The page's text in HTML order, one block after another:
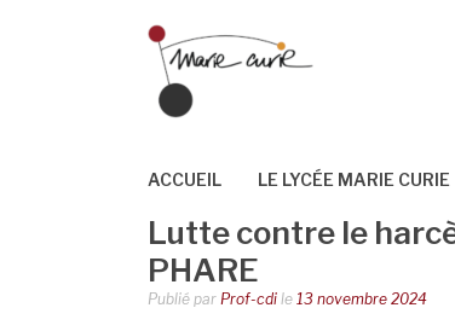
ACCUEIL LE LYCÉE MARIE CURIE
Lutte contre le
PHARE
Publié par Prof-cdi le 13 novembre 2024